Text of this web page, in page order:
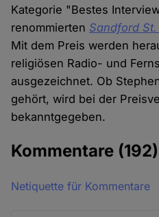
Kategorie "Bestes
renommierten Sandford
Mit dem Preis werden
religiösen Radio- und
ausgezeichnet. Ob
gehört, wird bei der
bekanntgegeben.
Kommentare (192)
Netiquette für Kommentare